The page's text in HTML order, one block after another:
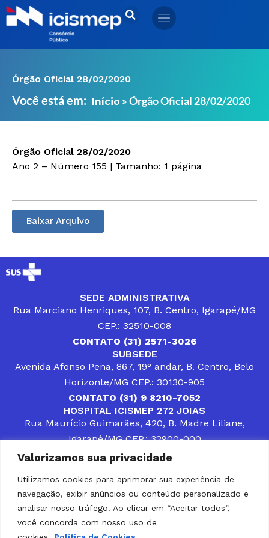
Valorizamos sua privacidade
Utilizamos cookies para aprimorar sua experiência de
navegação, exibir anúncios ou conteúdo personalizado e
analisar nosso tráfego. Ao clicar em “Aceitar todos”,
você concorda com nosso uso de
Ir
para
Órgão Oficial 28/02/2020
Você está em: Início »Órgão Oficial 28/02/2020
Órgão Oficial 28/02/2020
Ano 2 – Número 155 | Tamanho: 1 página
Baixar Arquivo
SEDE ADMINISTRATIVA
Rua Marciano Henriques, 107, B. Centro, Igarapé/MG
CEP.: 32510-008
CONTATO (31) 2571-3026
SUBSEDE
Avenida Afonso Pena, 867, 19° andar, B. Centro, Belo
Horizonte/MG CEP.: 30130-905
CONTATO (31) 9 8210-7052
HOSPITAL ICISMEP 272 JOIAS
Rua Maurício Guimarães, 420, B. Madre Liliane,
Igarapé/MG CEP.: 32900-000
CONTATOS (31) 3512-4400 ou (31) 9 8309-8660
DESENVOLVER SOLUÇÕES, AÇÕES E SERVIÇOS
PÚBLICOS QUE COMPLEMENTEM A ASSISTÊNCIA À
POPULAÇÃO DA REGIÃO EM QUE ATUA, SENDO
PARCEIRO DOS MUNICÍPIOS CONSORCIADOS NA
SOLUÇÃO DE DIFICULDADES ENFRENTADAS POR
GESTORES MUNICIPAIS, É O COMPROMISSO DO
ICISMEP.